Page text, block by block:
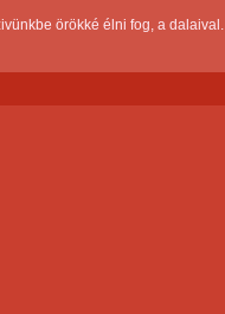
örökké élni fog, a dalaival.